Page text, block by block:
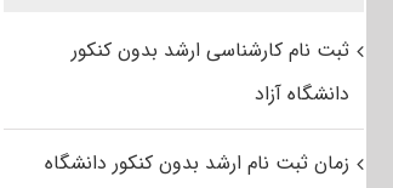
ثبت نام کارشناسی ارشد بدون کنکور
دانشگاه آزاد
زمان ثبت نام ارشد بدون کنکور دانشگاه